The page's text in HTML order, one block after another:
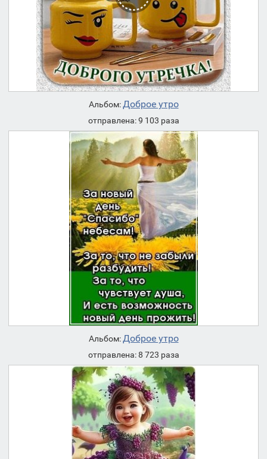
Альбом:Доброе утро
отправлена: 9 103 раза
Альбом:Доброе утро
отправлена: 8 723 раза